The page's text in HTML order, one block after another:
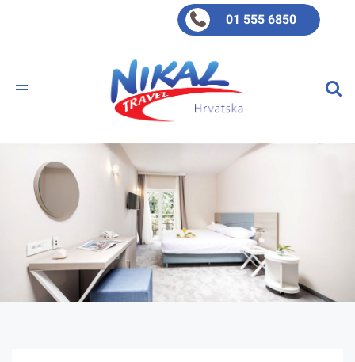
01 555 6850
Toggle